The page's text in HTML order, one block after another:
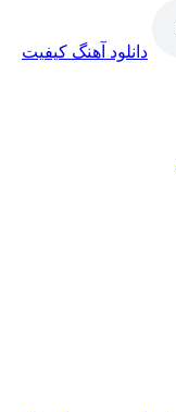
دانلود آهنگ کیفیت